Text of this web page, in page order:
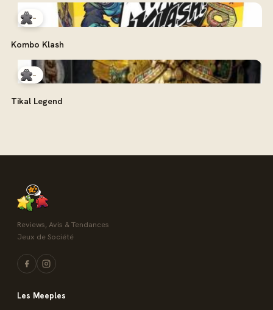
-
Kombo Klash
-
Tikal Legend
Reviews, Avis & Tendances
Jeux de Société
Les Meeples